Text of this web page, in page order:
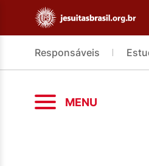
Responsáveis
MENU